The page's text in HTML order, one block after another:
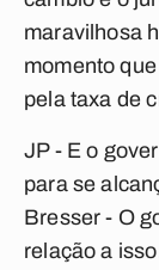
maravilhosa
momento
pela taxa de
JP - E o
para se
Bresser- O
relação a